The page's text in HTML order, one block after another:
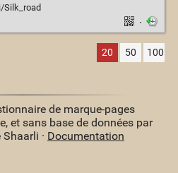
·
20 50 100
de marque-pages
et sans base de données par
· Documentation